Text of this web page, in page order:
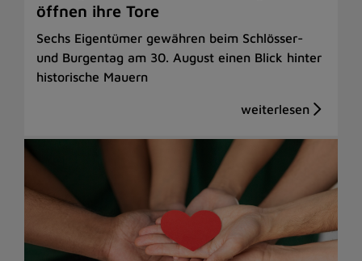
öffnen ihre Tore
Sechs Eigentümer gewähren beim Schlösser-
und Burgentag am 30. August einen Blick hinter
historische Mauern